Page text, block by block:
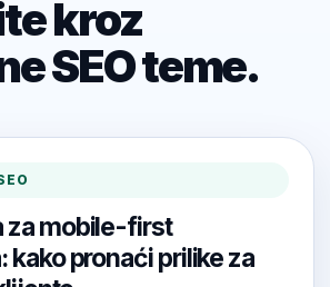
kroz
SEO teme.
za mobile-first
kako pronaći prilike za